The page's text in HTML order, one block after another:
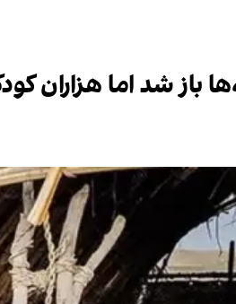
باز شد اما هزاران